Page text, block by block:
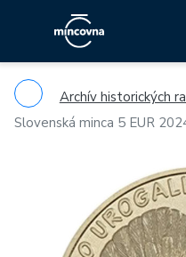
Archív historických
Slovenská minca 5 EUR